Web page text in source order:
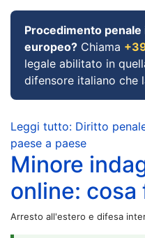
Procedimento penale
europeo? Chiama
legale abilitato in
difensore italiano che
Leggi tutto: Diritto
paese a paese
Minore
online: cosa
Arresto all'estero e difesa